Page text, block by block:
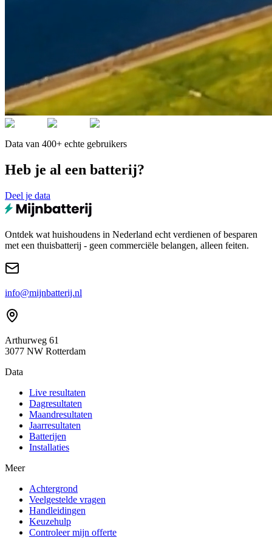
Data van 400+ echte gebruikers
Heb je al een batterij?
Deel je data
Ontdek wat huishoudens in Nederland echt verdienen of besparen
met een thuisbatterij - geen commerciële belangen, alleen feiten.
info@mijnbatterij.nl
Arthurweg 61
3077 NW Rotterdam
Data
Live resultaten
Dagresultaten
Maandresultaten
Jaarresultaten
Batterijen
Installaties
Meer
Achtergrond
Veelgestelde vragen
Handleidingen
Keuzehulp
Controleer mijn offerte